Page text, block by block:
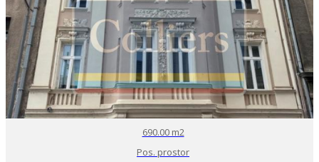
690.00 m2
Pos. prostor